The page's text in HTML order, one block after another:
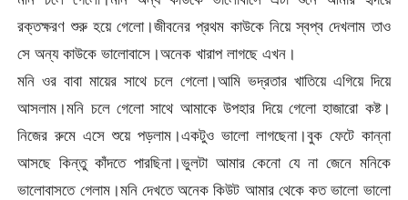
রক্তক্ষরণ শুরু হয়ে গেলো।জীবনের প্রথম কাউকে নিয়ে স্বপ্ব দেখলাম তাও
সে অন্য কাউকে ভালোবাসে।অনেক খারাপ লাগছে এখন।
মনি ওর বাবা মায়ের সাথে চলে গেলো।আমি ভদ্রতার খাতিয়ে এগিয়ে দিয়ে
আসলাম।মনি চলে গেলো সাথে আমাকে উপহার দিয়ে গেলো হাজারো কষ্ট।
নিজের রুমে এসে শুয়ে পড়লাম।একটুও ভালো লাগছেনা।বুক ফেটে কান্না
আসছে কিন্তু কাঁদতে পারছিনা।ভুলটা আমার কেনো যে না জেনে মনিকে
ভালোবাসতে গেলাম।মনি দেখতে অনেক কিউট আমার থেকে কত ভালো ভালো